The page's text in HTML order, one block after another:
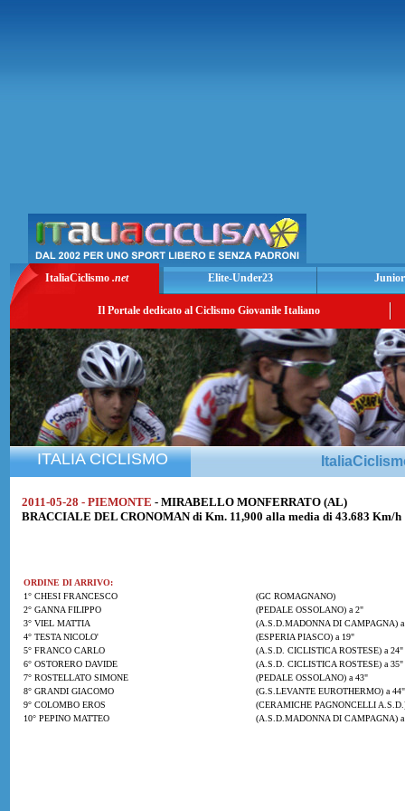
ItaliaCiclismo .net Elite-Under23
Il Portale dedicato al Ciclismo Giovanile Italiano
ITALIA CICLISMO
2011-05-28 - PIEMONTE - MIRABELLO MONFERRATO (AL)
BRACCIALE DEL CRONOMAN di Km. 11,900 alla media di 43.683 Km/h
ORDINE DI ARRIVO:
1° CHESI FRANCESCO
(GC ROMAGNANO)
2° GANNA FILIPPO
(PEDALE OSSOLANO) a 2"
3° VIEL MATTIA
(A.S.D.MADONNA DI CAMPAGNA)
4° TESTA NICOLO'
(ESPERIA PIASCO) a 19"
5° FRANCO CARLO
(A.S.D. CICLISTICA ROSTESE) a 24"
6° OSTORERO DAVIDE
(A.S.D. CICLISTICA ROSTESE) a 35"
7° ROSTELLATO SIMONE
(PEDALE OSSOLANO) a 43"
8° GRANDI GIACOMO
(G.S.LEVANTE EUROTHERMO) a 44"
9° COLOMBO EROS
(CERAMICHE PAGNONCELLI
10° PEPINO MATTEO
(A.S.D.MADONNA DI CAMPAGNA)